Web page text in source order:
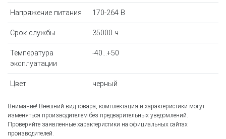
Напряжение питания 170-264 В
Срок службы 35000 ч
Температура
эксплуатации
-40...+50
Цвет черный
Внимание! Внешний вид товара, комплектация и характеристики могут
изменяться производителем без предварительных уведомлений.
Проверяйте заявленные характеристики на официальных сайтах
производителей.